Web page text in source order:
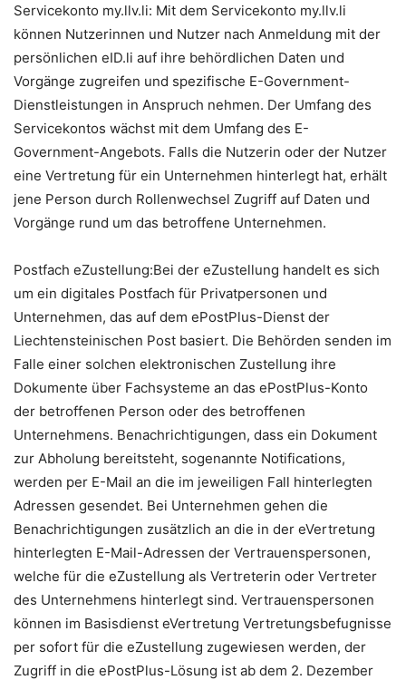
Servicekonto my.llv.li: Mit dem Servicekonto my.llv.li
können Nutzerinnen und Nutzer nach Anmeldung mit der
persönlichen eID.li auf ihre behördlichen Daten und
Vorgänge zugreifen und spezifische E-Government-
Dienstleistungen in Anspruch nehmen. Der Umfang des
Servicekontos wächst mit dem Umfang des E-
Government-Angebots. Falls die Nutzerin oder der Nutzer
eine Vertretung für ein Unternehmen hinterlegt hat, erhält
jene Person durch Rollenwechsel Zugriff auf Daten und
Vorgänge rund um das betroffene Unternehmen.
Postfach eZustellung:Bei der eZustellung handelt es sich
um ein digitales Postfach für Privatpersonen und
Unternehmen, das auf dem ePostPlus-Dienst der
Liechtensteinischen Post basiert. Die Behörden senden im
Falle einer solchen elektronischen Zustellung ihre
Dokumente über Fachsysteme an das ePostPlus-Konto
der betroffenen Person oder des betroffenen
Unternehmens. Benachrichtigungen, dass ein Dokument
zur Abholung bereitsteht, sogenannte Notifications,
werden per E-Mail an die im jeweiligen Fall hinterlegten
Adressen gesendet. Bei Unternehmen gehen die
Benachrichtigungen zusätzlich an die in der eVertretung
hinterlegten E-Mail-Adressen der Vertrauenspersonen,
welche für die eZustellung als Vertreterin oder Vertreter
des Unternehmens hinterlegt sind. Vertrauenspersonen
können im Basisdienst eVertretung Vertretungsbefugnisse
per sofort für die eZustellung zugewiesen werden, der
Zugriff in die ePostPlus-Lösung ist ab dem 2. Dezember